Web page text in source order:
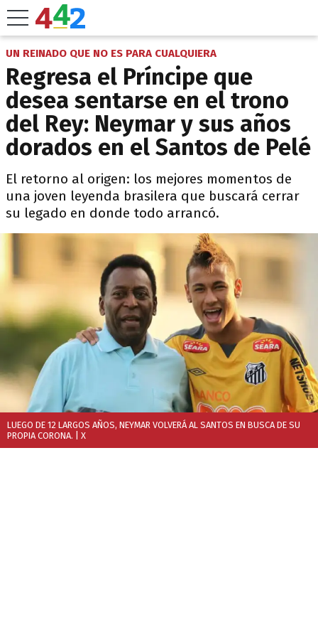
UN REINADO QUE NO ES PARA CUALQUIERA
Regresa el Príncipe que
desea sentarse en el trono
del Rey: Neymar y sus años
dorados en el Santos de Pelé
El retorno al origen: los mejores momentos de
una joven leyenda brasilera que buscará cerrar
su legado en donde todo arrancó.
LUEGO DE 12 LARGOS AÑOS, NEYMAR VOLVERÁ AL SANTOS EN BUSCA DE SU
PROPIA CORONA. | X